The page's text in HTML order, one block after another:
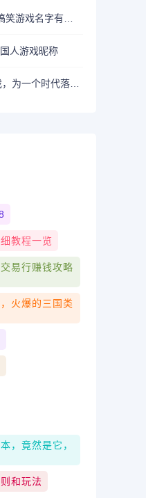
人游戏昵称
教程一览
易行赚钱攻略
火爆的三国类
，竟然是它，
和玩法